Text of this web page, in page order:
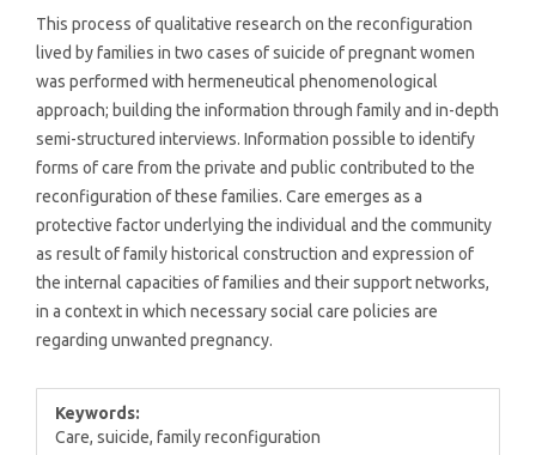
This process of qualitative research on the reconfiguration
lived by families in two cases of suicide of pregnant women
was performed with hermeneutical phenomenological
approach; building the information through family and in-depth
semi-structured interviews. Information possible to identify
forms of care from the private and public contributed to the
reconfiguration of these families. Care emerges as a
protective factor underlying the individual and the community
as result of family historical construction and expression of
the internal capacities of families and their support networks,
in a context in which necessary social care policies are
regarding unwanted pregnancy.
Keywords:
Care, suicide, family reconfiguration